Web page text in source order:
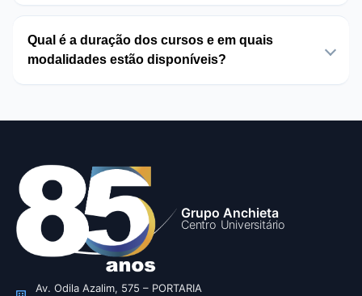
Qual é a duração dos cursos e em quais
modalidades estão disponíveis?
Grupo Anchieta
Centro Universitário
Av. Odila Azalim, 575 – PORTARIA